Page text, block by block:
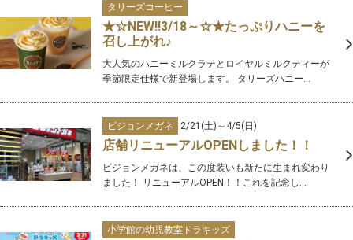
タリーズコーヒー
★☆NEW‼3/18～☆★たっぷりハニーを
召し上がれ♪
大人気のハニーミルクラテとロイヤルミルクティーが
季節限定仕様で新登場します。 タリーズハニー...
ビジョンメガネ 2/21(土)～4/5(日)
店舗リニューアルOPENしました！！
ビジョンメガネは、この度装いも新たに生まれ変わり
ました！ リニューアルOPEN！！これを記念し...
小学館の幼児教室ドラキッズ